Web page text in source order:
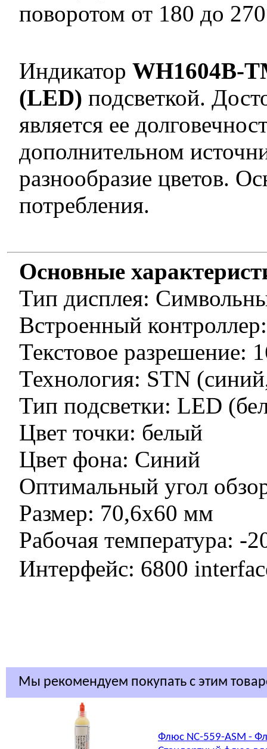
поворотом от 180 до
Индикатор WH1604B-
(LED) подсветкой.
является ее
дополнительном
разнообразие цветов.
потребления.
Основные
Тип дисплея:
Встроенный
Текстовое разрешение:
Технология: STN
Тип подсветки: LED
Цвет точки: белый
Цвет фона: Синий
Оптимальный угол
Размер: 70,6x60 мм
Рабочая температура: -
Интерфейс: 6800
Мы рекомендуем покупать с этим
Флюс NC-559-ASM -